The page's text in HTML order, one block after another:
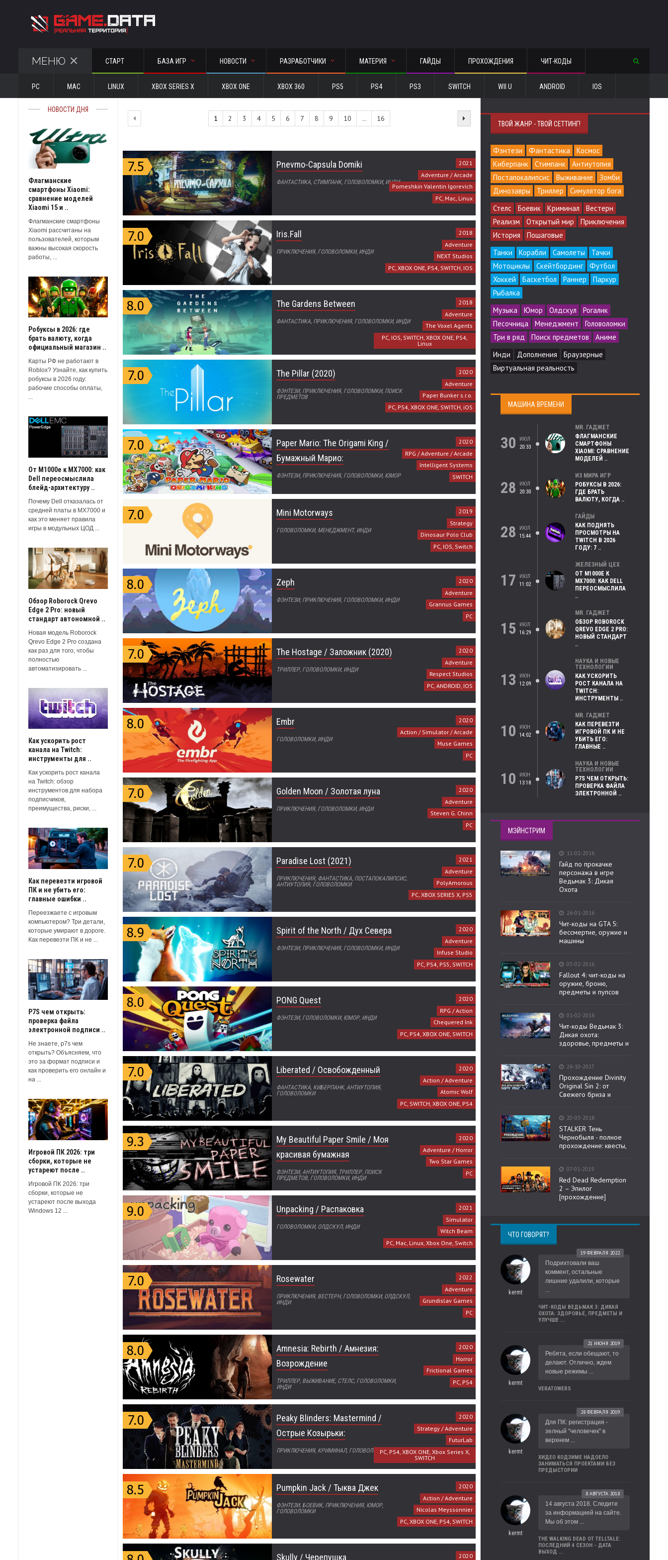
МЕНЮ СТАРТ БАЗА ИГР НОВОСТИ РАЗРАБОТЧИКИ МАТЕРИЯ ГАЙДЫ ПРОХОЖДЕНИЯ ЧИТ-КОДЫ
PC MAC LINUX XBOX SERIES X XBOX ONE XBOX 360 PS5 PS4 PS3 SWITCH WII U ANDROID IOS
НОВОСТИ ДНЯ
Флагманские
смартфоны Xiaomi:
сравнение моделей
Xiaomi 15 и ..
Флагманские смартфоны
Xiaomi рассчитаны на
пользователей, которым
важны высокая скорость
работы, ...
Робуксы в 2026: где
брать валюту, когда
официальный магазин ..
Карты РФ не работают в
Roblox? Узнайте, как купить
робуксы в 2026 году:
рабочие способы оплаты,
...
От M1000e к MX7000: как
Dell переосмыслила
блейд-архитектуру ..
Почему Dell отказалась от
средней платы в MX7000 и
как это меняет правила
игры в модульных ЦОД ...
Обзор Roborock Qrevo
Edge 2 Pro: новый
стандарт автономной ..
Новая модель Roborock
Qrevo Edge 2 Pro создана
как раз для того, чтобы
полностью
автоматизировать ...
Как ускорить рост
канала на Twitch:
инструменты для ..
Как ускорить рост канала
на Twitch: обзор
инструментов для набора
подписчиков,
преимущества, риски, ...
Как перевезти игровой
ПК и не убить его:
главные ошибки ..
Переезжаете с игровым
компьютером? Три детали,
которые умирают в дороге.
Как перевезти ПК и не ...
P7S чем открыть:
проверка файла
электронной подписи ..
Не знаете, p7s чем
открыть? Объясняем, что
это за формат подписи и
как проверить его онлайн и
на ...
Игровой ПК 2026: три
сборки, которые не
устареют после ..
Игровой ПК 2026: три
сборки, которые не
устареют после выхода
Windows 12 ...
1 2 3 4 5 6 7 8 9 10 ... 16
Pnevmo-Capsula Domiki
ФАНТАСТИКА, СТИМПАНК, ГОЛОВОЛОМКИ, ИНДИ
2021
Adventure / Arcade
Pomeshkin Valentin Igorevich
PC, Mac, Linux
Iris.Fall
ПРИКЛЮЧЕНИЯ, ГОЛОВОЛОМКИ, ИНДИ
2018
Adventure
NEXT Studios
PC, XBOX ONE, PS4, SWITCH, IOS
The Gardens Between
ФАНТАСТИКА, ПРИКЛЮЧЕНИЯ, ГОЛОВОЛОМКИ, ИНДИ
2018
Adventure
The Voxel Agents
PC, IOS, SWITCH, XBOX ONE, PS4,
Linux
The Pillar (2020)
ФЭНТЕЗИ, ПРИКЛЮЧЕНИЯ, ГОЛОВОЛОМКИ, ПОИСК
ПРЕДМЕТОВ
2020
Adventure
Paper Bunker s.r.o.
PC, PS4, XBOX ONE, SWITCH, iOS
Paper Mario: The Origami King /
Бумажный Марио:
ФЭНТЕЗИ, ПРИКЛЮЧЕНИЯ, ГОЛОВОЛОМКИ, ЮМОР
2020
RPG / Adventure / Arcade
Intelligent Systems
SWITCH
Mini Motorways
ГОЛОВОЛОМКИ, МЕНЕДЖМЕНТ, ИНДИ
2019
Strategy
Dinosaur Polo Club
PC, IOS, Switch
Zeph
ФЭНТЕЗИ, ПРИКЛЮЧЕНИЯ, ГОЛОВОЛОМКИ, ИНДИ
2020
Adventure
Grannus Games
PC
The Hostage / Заложник (2020)
ТРИЛЛЕР, ГОЛОВОЛОМКИ, ИНДИ
2020
Adventure
Respect Studios
PC, ANDROID, IOS
Embr
ГОЛОВОЛОМКИ, ИНДИ
2020
Action / Simulator / Arcade
Muse Games
PC
Golden Moon / Золотая луна
ПРИКЛЮЧЕНИЯ, ГОЛОВОЛОМКИ, ИНДИ
2020
Adventure
Steven G. Chinn
PC
Paradise Lost (2021)
ПРИКЛЮЧЕНИЯ, ФАНТАСТИКА, ПОСТАПОКАЛИПСИС,
АНТИУТОПИЯ, ГОЛОВОЛОМКИ
2021
Adventure
PolyAmorous
PC, XBOX SERIES X, PS5
Spirit of the North / Дух Севера
ФЭНТЕЗИ, ПРИКЛЮЧЕНИЯ, ГОЛОВОЛОМКИ, ИНДИ
2020
Adventure
Infuse Studio
PC, PS4, PS5, SWITCH
PONG Quest
ФЭНТЕЗИ, ГОЛОВОЛОМКИ, ЮМОР, ИНДИ
2020
RPG / Action
Chequered Ink
PC, PS4, XBOX ONE, SWITCH
Liberated / Освобожденный
ФАНТАСТИКА, КИБЕРПАНК, АНТИУТОПИЯ,
ГОЛОВОЛОМКИ
2020
Action / Adventure
Atomic Wolf
PC, SWITCH, XBOX ONE, PS4
My Beautiful Paper Smile / Моя
красивая бумажная
ФЭНТЕЗИ, АНТИУТОПИЯ, ТРИЛЛЕР, ПОИСК
ПРЕДМЕТОВ, ГОЛОВОЛОМКИ, ИНДИ
2020
Adventure / Horror
Two Star Games
PC
Unpacking / Распаковка
ГОЛОВОЛОМКИ, ОЛДСКУЛ, ИНДИ
2021
Simulator
Witch Beam
PC, Mac, Linux, Xbox One, Switch
Rosewater
ПРИКЛЮЧЕНИЯ, ВЕСТЕРН, ГОЛОВОЛОМКИ, ОЛДСКУЛ,
ИНДИ
2022
Adventure
Grundislav Games
PC
Amnesia: Rebirth / Амнезия:
Возрождение
ТРИЛЛЕР, ВЫЖИВАНИЕ, СТЕЛС, ГОЛОВОЛОМКИ,
ИНДИ
2020
Horror
Frictional Games
PC, PS4
Peaky Blinders: Mastermind /
Острые Козырьки:
ПРИКЛЮЧЕНИЯ, КРИМИНАЛ, ГОЛОВОЛОМКИ, ИНДИ
2020
Strategy / Adventure
FuturLab
PC, PS4, XBOX ONE, Xbox Series X,
SWITCH
Pumpkin Jack / Тыква Джек
ФЭНТЕЗИ, БОЕВИК, ПРИКЛЮЧЕНИЯ, ЮМОР,
ГОЛОВОЛОМКИ
2020
Action / Adventure
Nicolas Meyssonnier
PC, XBOX ONE, PS4, SWITCH
Skully / Черепушка 2020
ТВОЙ ЖАНР - ТВОЙ СЕТТИНГ!
Фэнтези Фантастика
Космос
Киберпанк
Стимпанк
Антиутопия
Постапокалипсис
Выживание
Зомби
Динозавры
Триллер
Симулятор бога
Стелс
Боевик Криминал
Вестерн
Реализм
Открытый мир
Приключения
История
Пошаговые
Танки
Корабли Самолеты
Тачки
Мотоциклы
Скейтбординг
Футбол
Хоккей
Баскетбол Раннер
Паркур
Рыбалка
Музыка
Юмор Олдскул
Рогалик
Песочница
Менеджмент
Головоломки
Три в ряд
Поиск предметов
Аниме
Инди
Дополнения
Браузерные
Виртуальная реальность
МАШИНА ВРЕМЕНИ
30
ИЮЛ
20:33
MR. ГАДЖЕТ
ФЛАГМАНСКИЕ
СМАРТФОНЫ
XIAOMI: СРАВНЕНИЕ
МОДЕЛЕЙ ..
28
ИЮЛ
20:30
ИЗ МИРА ИГР
РОБУКСЫ В 2026:
ГДЕ БРАТЬ
ВАЛЮТУ, КОГДА ..
28
ИЮЛ
15:44
ГАЙДЫ
КАК ПОДНЯТЬ
ПРОСМОТРЫ НА
TWITCH В 2026
ГОДУ: 7 ..
17
ИЮЛ
11:02
ЖЕЛЕЗНЫЙ ЦЕХ
ОТ M1000E К
MX7000: КАК DELL
ПЕРЕОСМЫСЛИЛА
..
15
ИЮЛ
16:29
MR. ГАДЖЕТ
ОБЗОР ROBOROCK
QREVO EDGE 2 PRO:
НОВЫЙ СТАНДАРТ
..
13
ИЮН
12:09
НАУКА И НОВЫЕ
ТЕХНОЛОГИИ
КАК УСКОРИТЬ
РОСТ КАНАЛА НА
TWITCH:
ИНСТРУМЕНТЫ ..
10
ИЮН
14:02
MR. ГАДЖЕТ
КАК ПЕРЕВЕЗТИ
ИГРОВОЙ ПК И НЕ
УБИТЬ ЕГО:
ГЛАВНЫЕ ..
10
ИЮН
13:18
НАУКА И НОВЫЕ
ТЕХНОЛОГИИ
P7S ЧЕМ ОТКРЫТЬ:
ПРОВЕРКА ФАЙЛА
ЭЛЕКТРОННОЙ ..
МЭЙНСТРИМ
11-01-2016
Гайд по прокачке
персонажа в игре
Ведьмак 3: Дикая
Охота
26-01-2016
Чит-коды на GTA 5:
бессмертие, оружие и
машины
03-02-2016
Fallout 4: чит-коды на
оружие, броню,
предметы и пупсов
01-02-2016
Чит-коды Ведьмак 3:
Дикая охота:
здоровье, предметы и
26-10-2017
Прохождение Divinity
Original Sin 2: от
Свежего бриза и
20-03-2018
STALKER Тень
Чернобыля - полное
прохождение: квесты,
07-01-2019
Red Dead Redemption
2 – Эпилог
[прохождение]
ЧТО ГОВОРЯТ?
kermt
19 ФЕВРАЛЯ 2022
Подрихтовали ваш
коммент, остальные
лишние удалили, которые
...
ЧИТ-КОДЫ ВЕДЬМАК 3: ДИКАЯ
ОХОТА: ЗДОРОВЬЕ, ПРЕДМЕТЫ И
УЛУЧШЕ ...
kermt
21 ИЮНЯ 2019
Ребята, если обещают, то
делают. Отлично, ждем
новые режимы ...
VERATOWERS
kermt
28 ФЕВРАЛЯ 2019
Для ПК: регистрация -
зелный "человечек" в
верхнем ...
ХИДЕО КОДЗИМЕ НАДОЕЛО
ЗАНИМАТЬСЯ ПРОЕКТАМИ БЕЗ
ПРЕДЫСТОРИИ
kermt
8 АВГУСТА 2018
14 августа 2018. Следите
за информацией на сайте.
Мы об этом ...
THE WALKING DEAD ОТ TELLTALE:
ПОСЛЕДНИЙ 4 СЕЗОН - ДАТА
ВЫХОД ...